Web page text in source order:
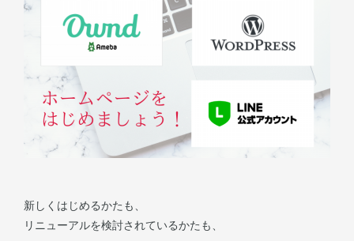
新しくはじめるかたも、
リニューアルを検討されているかたも、